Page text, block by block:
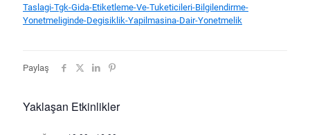
Taslagi-Tgk-Gida-Etiketleme-Ve-Tuketicileri-Bilgilendirme-
Yonetmeliginde-Degisiklik-Yapilmasina-Dair-Yonetmelik
Paylaş
Yaklaşan Etkinlikler